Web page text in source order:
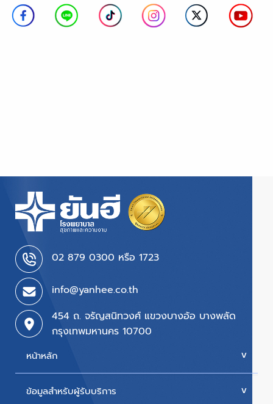
02 879 0300 หรือ 1723
info@yanhee.co.th
454 ถ. จรัญสนิทวงศ์ แขวงบางอ้อ บางพลัด
กรุงเทพมหานคร 10700
หน้าหลัก
บริการของเรา
ข้อมูลสำหรับผู้รับบริการ